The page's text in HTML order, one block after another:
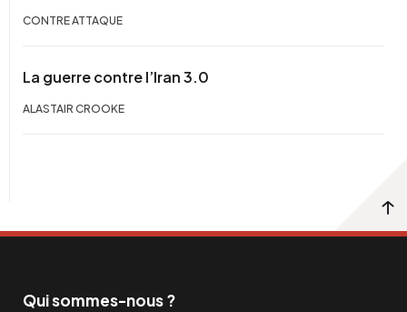
CONTRE ATTAQUE
La guerre contre l’Iran 3.0
ALASTAIR CROOKE
Qui sommes-nous ?